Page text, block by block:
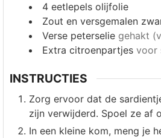
4 eetlepels olijfolie
Zout en versgemalen
Verse peterselie gehakt
Extra citroenpartjes voor
INSTRUCTIES
Zorg ervoor dat de
zijn verwijderd. Spoel ze af
In een kleine kom, meng je